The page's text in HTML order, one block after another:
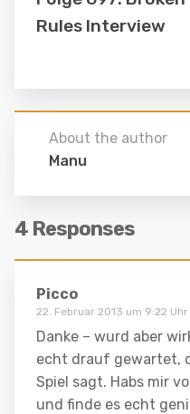
Rules Interview
About the author
Manu
4 Responses
Picco
22. Februar 2013 um 9:22 Uhr
Danke – wurd aber
echt drauf gewartet,
Spiel sagt. Habs mir
und finde es echt